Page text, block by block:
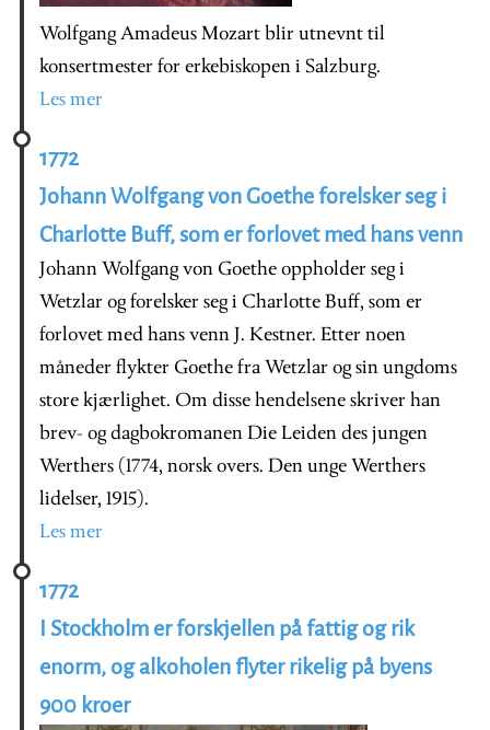
Wolfgang Amadeus Mozart blir utnevnt til
konsertmester for erkebiskopen i Salzburg.
Les mer
1772
Johann Wolfgang von Goethe forelsker seg i
Charlotte Buff, som er forlovet med hans venn
Johann Wolfgang von Goethe oppholder seg i
Wetzlar og forelsker seg i Charlotte Buff, som er
forlovet med hans venn J. Kestner. Etter noen
måneder flykter Goethe fra Wetzlar og sin ungdoms
store kjærlighet. Om disse hendelsene skriver han
brev- og dagbokromanen Die Leiden des jungen
Werthers (1774, norsk overs. Den unge Werthers
lidelser, 1915).
Les mer
1772
I Stockholm er forskjellen på fattig og rik
enorm, og alkoholen flyter rikelig på byens
900 kroer